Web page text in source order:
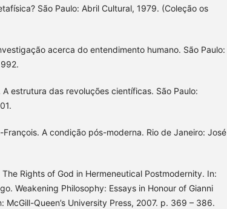
São Paulo: Abril Cultural, 1979. (Coleção os
acerca do entendimento humano. São Paulo:
A estrutura das revoluções científicas. São Paulo:
François. A condição pós-moderna. Rio de Janeiro: José
The Rights of God in Hermeneutical Postmodernity. In:
Weakening Philosophy: Essays in Honour of Gianni
McGill-Queen’s University Press, 2007. p. 369 – 386.